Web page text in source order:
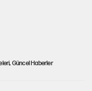
Güncel Haberler